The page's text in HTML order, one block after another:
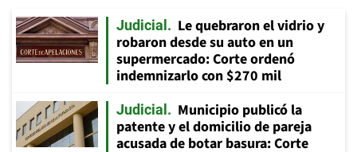
Judicial
Le quebraron el vidrio y
robaron desde su auto en un
supermercado: Corte ordenó
indemnizarlo con $270 mil
Judicial
Municipio publicó la
patente y el domicilio de pareja
acusada de botar basura: Corte